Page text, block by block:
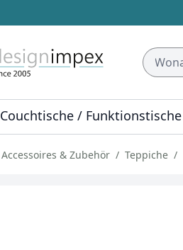
Couchtische / Funktionstische
Accessoires & Zubehör Teppiche